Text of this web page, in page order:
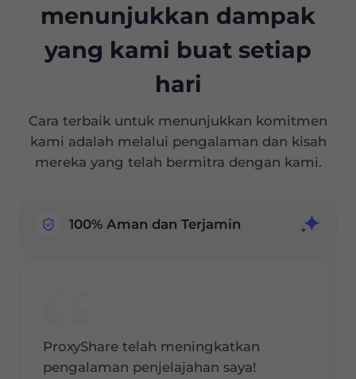
menunjukkan dampak
yang kami buat setiap
hari
Cara terbaik untuk menunjukkan komitmen
kami adalah melalui pengalaman dan kisah
mereka yang telah bermitra dengan kami.
100% Aman dan Terjamin
ProxyShare telah meningkatkan
pengalaman penjelajahan saya!